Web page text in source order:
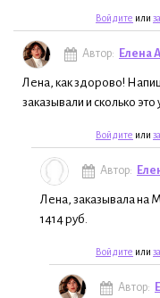
Войдите или
Автор: Елена
Лена, как здорово!
заказывали и сколько
Войдите или
Автор:
Лена, заказывала на
1414 руб.
Войдите или
Автор: